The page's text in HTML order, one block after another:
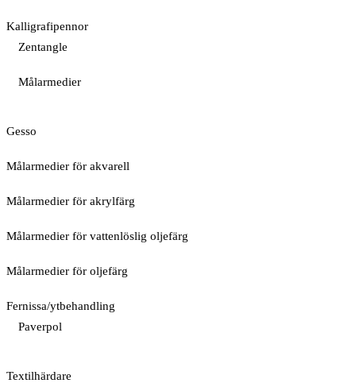
Kalligrafipennor
Zentangle
Målarmedier
Gesso
Målarmedier för akvarell
Målarmedier för akrylfärg
Målarmedier för vattenlöslig oljefärg
Målarmedier för oljefärg
Fernissa/ytbehandling
Paverpol
Textilhärdare